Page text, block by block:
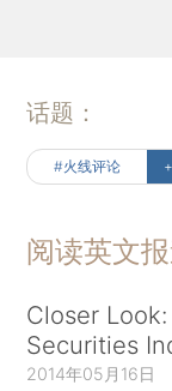
话题：
#火线评论
阅读英文
Closer
Securities
2014年05月16日